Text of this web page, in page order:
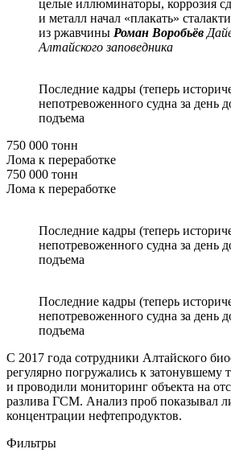
целые иллюминаторы, коррозия
и металл начал «плакать»
из ржавчины Роман Воробьёв
Алтайского заповедника
Последние кадры (теперь
непотревоженного судна за день
подъема
750 000 тонн
Лома к переработке
750 000 тонн
Лома к переработке
Последние кадры (теперь
непотревоженного судна за день
подъема
Последние кадры (теперь
непотревоженного судна за день
подъема
С 2017 года сотрудники Алтайского
регулярно погружались к затонувшему
и проводили мониторинг объекта на
разлива ГСМ. Анализ проб показывал
концентрации нефтепродуктов.
Фильтры